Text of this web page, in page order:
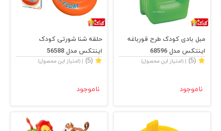
مبل بادی کودک طرح قورباغه
اینتکس مدل 68596
(5)
| (امتیاز این محصول)
ناموجود
حلقه شنا شورتی کودک
اینتکس مدل 56588
(5)
| (امتیاز این محصول)
ناموجود